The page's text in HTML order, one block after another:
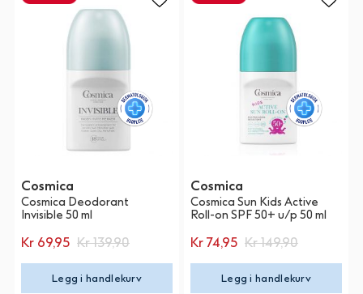
Cosmica
Cosmica Deodorant
Invisible 50 ml
Kr 69,95 Kr 139,90
Legg i handlekurv
Cosmica
Cosmica Sun Kids Active
Roll-on SPF 50+ u/p 50 ml
Kr 74,95 Kr 149,90
Legg i handlekurv